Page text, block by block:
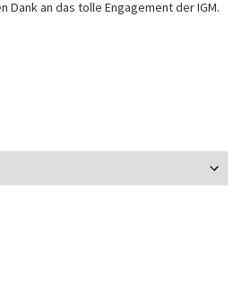
Dank an das tolle Engagement der IGM.